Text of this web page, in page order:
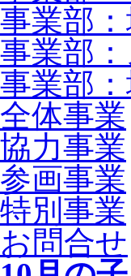
事業部
事業部
事業部
全体事業
協力事業
参画事業
特別事業
お問合せ